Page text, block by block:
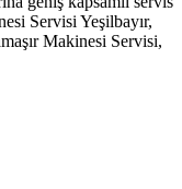
Servisi Yeşilbayır,
Makinesi Servisi,